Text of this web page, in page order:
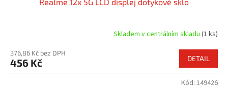
Realme 12x 5G LCD displej dotykové sklo
Skladem v centrálním skladu (1 ks)
376,86 Kč bez DPH
456 Kč DETAIL
Kód: 149426